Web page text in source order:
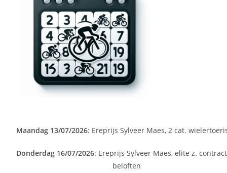
Maandag 13/07/2026: Ereprijs Sylveer Maes, 2 cat.
Donderdag 16/07/2026: Ereprijs Sylveer Maes, elite z.
beloften